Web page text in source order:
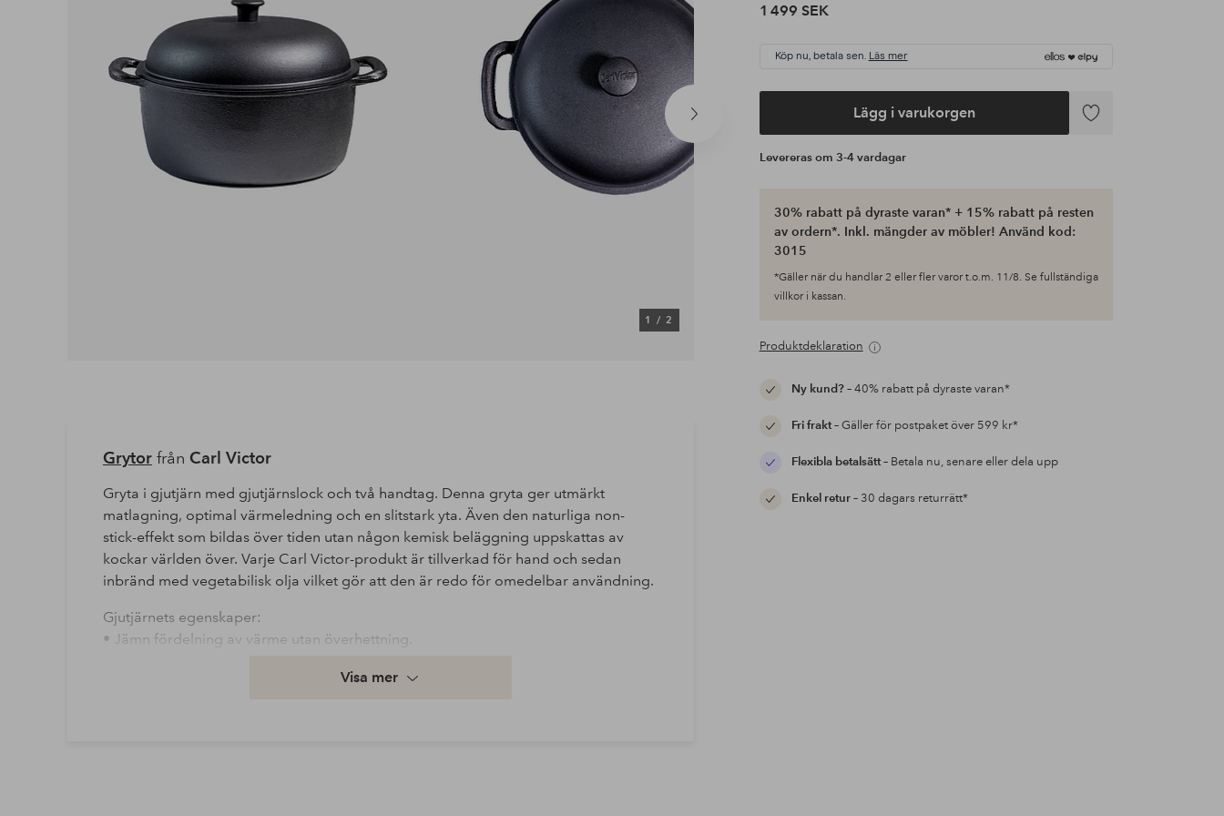
Nästa
1/ 2
1 499 SEK
Köp nu, betala sen. Läs mer
Lägg i varukorgen
Lägg
Levereras om 3-4 vardagar
30% rabatt på dyraste varan* + 15% rabatt på resten
av ordern*. Inkl. mängder av möbler! Använd kod:
3015
*Gäller när du handlar 2 eller fler varor t.o.m. 11/8. Se fullständiga
villkor i kassan.
Produktdeklaration
Ny kund?– 40% rabatt på dyraste varan*
Fri frakt– Gäller för postpaket över 599 kr*
Flexibla betalsätt– Betala nu, senare eller dela upp
Enkel retur– 30 dagars returrätt*
Grytorfrån Carl Victor
Gryta i gjutjärn med gjutjärnslock och två handtag. Denna gryta ger utmärkt
matlagning, optimal värmeledning och en slitstark yta. Även den naturliga non-
stick-effekt som bildas över tiden utan någon kemisk beläggning uppskattas av
kockar världen över. Varje Carl Victor-produkt är tillverkad för hand och sedan
inbränd med vegetabilisk olja vilket gör att den är redo för omedelbar användning.
Gjutjärnets egenskaper:
• Jämn fördelning av värme utan överhettning.
• Handtaget är utformat för ett bra grepp
Visa mer